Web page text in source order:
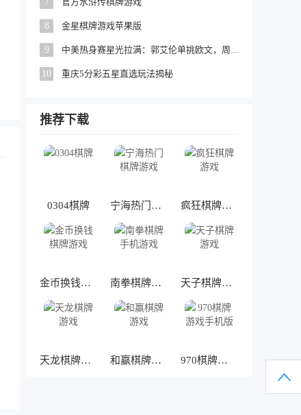
8 金星棋牌游戏苹果版
9 中美热身赛星光拉满：郭艾伦单挑欧文，周琦对位杜兰特
10 重庆5分彩五星直选玩法揭秘
推荐下载
0304棋牌 宁海热门棋牌游戏 疯狂棋牌游戏
金币换钱棋牌游戏 南拳棋牌手机游戏 天子棋牌游戏
天龙棋牌游戏 和赢棋牌游戏 970棋牌游戏手机版